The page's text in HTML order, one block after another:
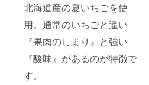
北海道産の夏いちごを使
用。通常のいちごと違い
『果肉のしまり』と強い
『酸味』があるのが特徴で
す。